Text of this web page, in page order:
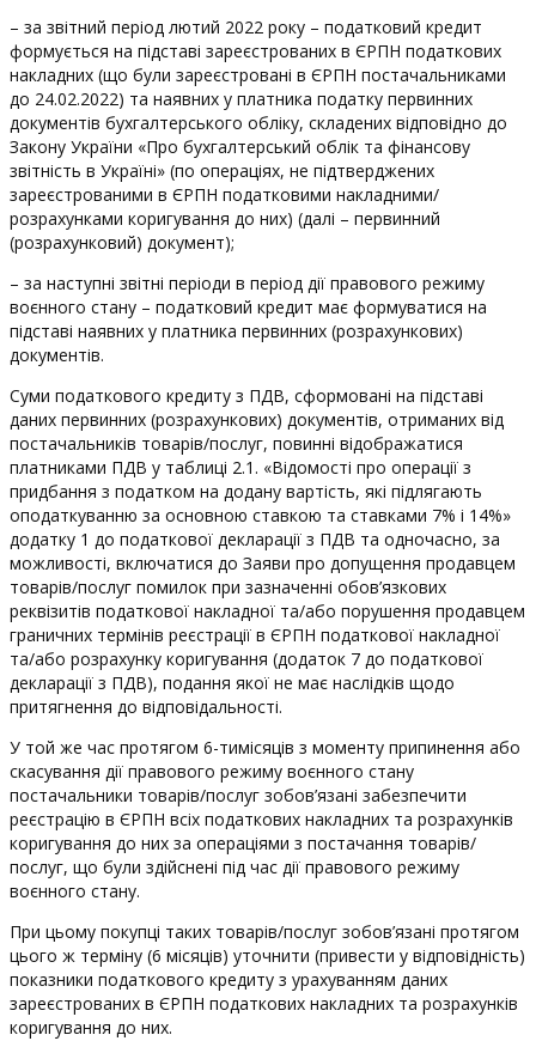
– за звітний період лютий 2022 року – податковий кредит
формується на підставі зареєстрованих в ЄРПН податкових
накладних (що були зареєстровані в ЄРПН постачальниками
до 24.02.2022) та наявних у платника податку первинних
документів бухгалтерського обліку, складених відповідно до
Закону України «Про бухгалтерський облік та фінансову
звітність в Україні» (по операціях, не підтверджених
зареєстрованими в ЄРПН податковими накладними/
розрахунками коригування до них) (далі – первинний
(розрахунковий) документ);
– за наступні звітні періоди в період дії правового режиму
воєнного стану – податковий кредит має формуватися на
підставі наявних у платника первинних (розрахункових)
документів.
Суми податкового кредиту з ПДВ, сформовані на підставі
даних первинних (розрахункових) документів, отриманих від
постачальників товарів/послуг, повинні відображатися
платниками ПДВ у таблиці 2.1. «Відомості про операції з
придбання з податком на додану вартість, які підлягають
оподаткуванню за основною ставкою та ставками 7% і 14%»
додатку 1 до податкової декларації з ПДВ та одночасно, за
можливості, включатися до Заяви про допущення продавцем
товарів/послуг помилок при зазначенні обов’язкових
реквізитів податкової накладної та/або порушення продавцем
граничних термінів реєстрації в ЄРПН податкової накладної
та/або розрахунку коригування (додаток 7 до податкової
декларації з ПДВ), подання якої не має наслідків щодо
притягнення до відповідальності.
У той же час протягом 6-тимісяців з моменту припинення або
скасування дії правового режиму воєнного стану
постачальники товарів/послуг зобов’язані забезпечити
реєстрацію в ЄРПН всіх податкових накладних та розрахунків
коригування до них за операціями з постачання товарів/
послуг, що були здійснені під час дії правового режиму
воєнного стану.
При цьому покупці таких товарів/послуг зобов’язані протягом
цього ж терміну (6 місяців) уточнити (привести у відповідність)
показники податкового кредиту з урахуванням даних
зареєстрованих в ЄРПН податкових накладних та розрахунків
коригування до них.